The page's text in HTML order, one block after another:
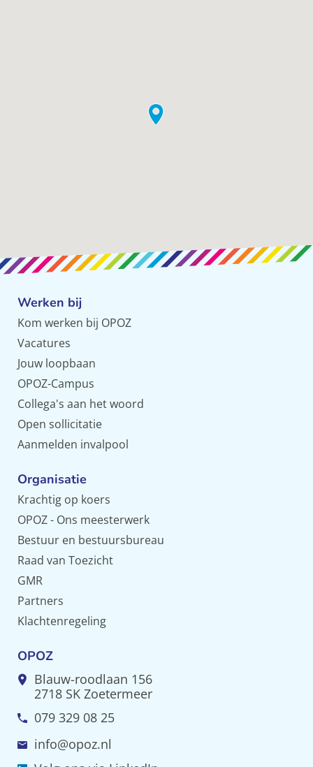
Werken bij
Kom werken bij OPOZ
Vacatures
Jouw loopbaan
OPOZ-Campus
Collega's aan het woord
Open sollicitatie
Aanmelden invalpool
Organisatie
Krachtig op koers
OPOZ - Ons meesterwerk
Bestuur en bestuursbureau
Raad van Toezicht
GMR
Partners
Klachtenregeling
OPOZ
Blauw-roodlaan 156
2718 SK Zoetermeer
079 329 08 25
info@opoz.nl